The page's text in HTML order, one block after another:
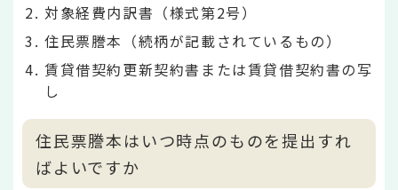
対象経費内訳書（様式第2号）
住民票謄本（続柄が記載されているもの）
賃貸借契約更新契約書または賃貸借契約書の写
し
住民票謄本はいつ時点のものを提出すれ
ばよいですか